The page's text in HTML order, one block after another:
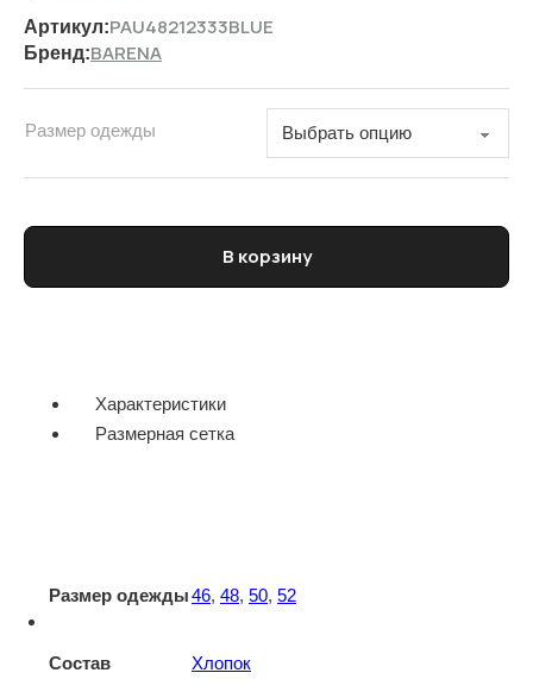
Артикул:PAU48212333BLUE
Бренд:BARENA
Размер одежды
Количество товара Джинсы мужские BARENA
В корзину
Характеристики
Размерная сетка
Размер одежды46, 48, 50, 52
Состав Хлопок